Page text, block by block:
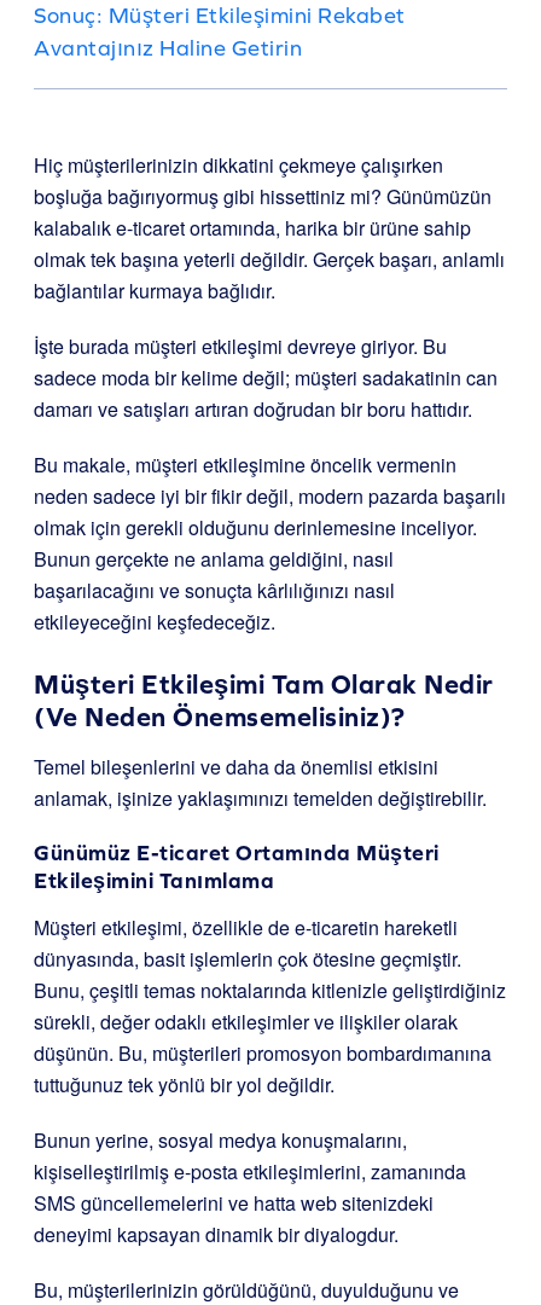
Sonuç: Müşteri Etkileşimini Rekabet
Avantajınız Haline Getirin
Hiç müşterilerinizin dikkatini çekmeye çalışırken
boşluğa bağırıyormuş gibi hissettiniz mi? Günümüzün
kalabalık e-ticaret ortamında, harika bir ürüne sahip
olmak tek başına yeterli değildir. Gerçek başarı, anlamlı
bağlantılar kurmaya bağlıdır.
İşte burada müşteri etkileşimi devreye giriyor. Bu
sadece moda bir kelime değil; müşteri sadakatinin can
damarı ve satışları artıran doğrudan bir boru hattıdır.
Bu makale, müşteri etkileşimine öncelik vermenin
neden sadece iyi bir fikir değil, modern pazarda başarılı
olmak için gerekli olduğunu derinlemesine inceliyor.
Bunun gerçekte ne anlama geldiğini, nasıl
başarılacağını ve sonuçta kârlılığınızı nasıl
etkileyeceğini keşfedeceğiz.
Müşteri Etkileşimi Tam Olarak Nedir
(Ve Neden Önemsemelisiniz)?
Temel bileşenlerini ve daha da önemlisi etkisini
anlamak, işinize yaklaşımınızı temelden değiştirebilir.
Günümüz E-ticaret Ortamında Müşteri
Etkileşimini Tanımlama
Müşteri etkileşimi, özellikle de e-ticaretin hareketli
dünyasında, basit işlemlerin çok ötesine geçmiştir.
Bunu, çeşitli temas noktalarında kitlenizle geliştirdiğiniz
sürekli, değer odaklı etkileşimler ve ilişkiler olarak
düşünün. Bu, müşterileri promosyon bombardımanına
tuttuğunuz tek yönlü bir yol değildir.
Bunun yerine, sosyal medya konuşmalarını,
kişiselleştirilmiş e-posta etkileşimlerini, zamanında
SMS güncellemelerini ve hatta web sitenizdeki
deneyimi kapsayan dinamik bir diyalogdur.
Bu, müşterilerinizin görüldüğünü, duyulduğunu ve